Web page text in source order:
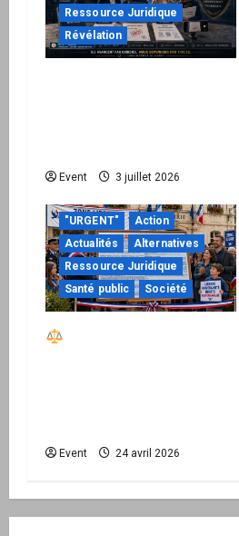
Ressource Juridique
Révélation
Event 3 juillet 2026
"URGENT"
Action
Actualités
Alternatives
Ressource Juridique
Santé public
Société
Event 24 avril 2026